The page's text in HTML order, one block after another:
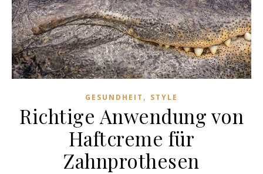
GESUNDHEIT , STYLE
Richtige Anwendung von
Haftcreme für
Zahnprothesen